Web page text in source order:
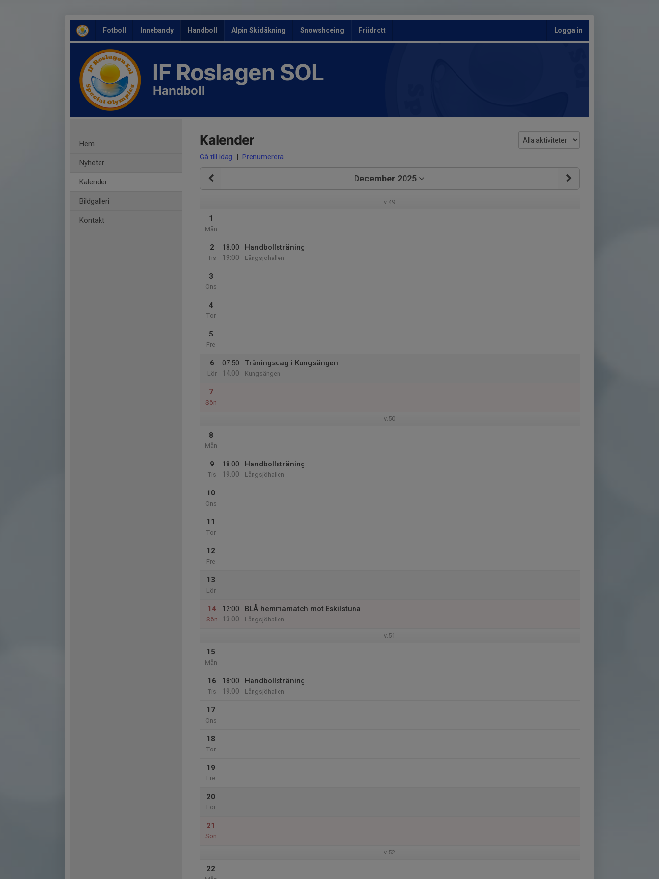
Fotboll Innebandy Handboll Alpin Skidåkning Snowshoeing Friidrott Logga in
IF Roslagen SOL
Handboll
Hem
Nyheter
Kalender
Bildgalleri
Kontakt
Kalender
Gå till idag | Prenumerera
December 2025
v.49
1
Mån
2
Tis
18:00
19:00
Handbollsträning
Långsjöhallen
3
Ons
4
Tor
5
Fre
6
Lör
07:50
14:00
Träningsdag i Kungsängen
Kungsängen
7
Sön
v.50
8
Mån
9
Tis
18:00
19:00
Handbollsträning
Långsjöhallen
10
Ons
11
Tor
12
Fre
13
Lör
14
Sön
12:00
13:00
BLÅ hemmamatch mot Eskilstuna
Långsjöhallen
v.51
15
Mån
16
Tis
18:00
19:00
Handbollsträning
Långsjöhallen
17
Ons
18
Tor
19
Fre
20
Lör
21
Sön
v.52
22